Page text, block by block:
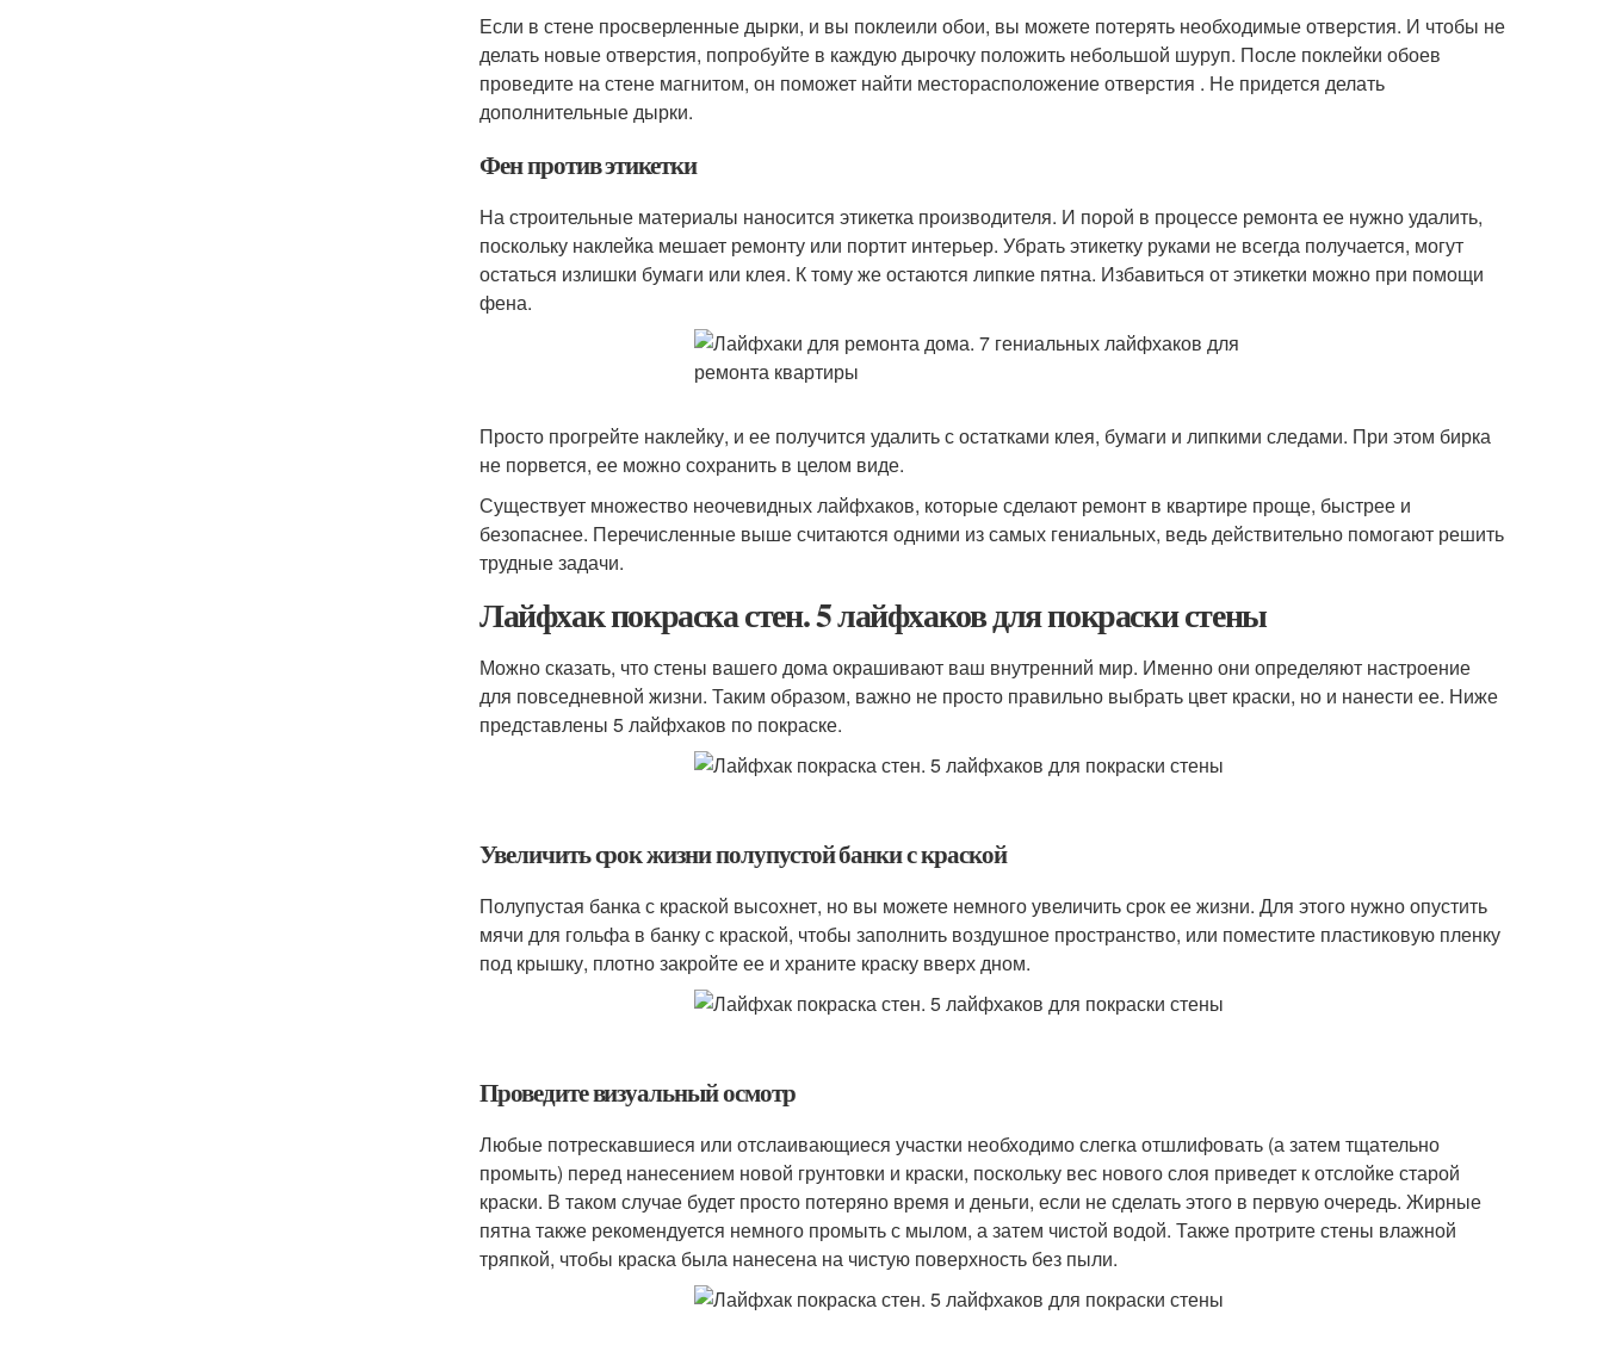
Если в стене просверленные дырки, и вы поклеили обои, вы можете потерять необходимые отверстия. И чтобы не
делать новые отверстия, попробуйте в каждую дырочку положить небольшой шуруп. После поклейки обоев
проведите на стене магнитом, он поможет найти месторасположение отверстия . Не придется делать
дополнительные дырки.
Фен против этикетки
На строительные материалы наносится этикетка производителя. И порой в процессе ремонта ее нужно удалить,
поскольку наклейка мешает ремонту или портит интерьер. Убрать этикетку руками не всегда получается, могут
остаться излишки бумаги или клея. К тому же остаются липкие пятна. Избавиться от этикетки можно при помощи
фена.
Просто прогрейте наклейку, и ее получится удалить с остатками клея, бумаги и липкими следами. При этом бирка
не порвется, ее можно сохранить в целом виде.
Существует множество неочевидных лайфхаков, которые сделают ремонт в квартире проще, быстрее и
безопаснее. Перечисленные выше считаются одними из самых гениальных, ведь действительно помогают решить
трудные задачи.
Лайфхак покраска стен. 5 лайфхаков для покраски стены
Можно сказать, что стены вашего дома окрашивают ваш внутренний мир. Именно они определяют настроение
для повседневной жизни. Таким образом, важно не просто правильно выбрать цвет краски, но и нанести ее. Ниже
представлены 5 лайфхаков по покраске.
Увеличить срок жизни полупустой банки с краской
Полупустая банка с краской высохнет, но вы можете немного увеличить срок ее жизни. Для этого нужно опустить
мячи для гольфа в банку с краской, чтобы заполнить воздушное пространство, или поместите пластиковую пленку
под крышку, плотно закройте ее и храните краску вверх дном.
Проведите визуальный осмотр
Любые потрескавшиеся или отслаивающиеся участки необходимо слегка отшлифовать (а затем тщательно
промыть) перед нанесением новой грунтовки и краски, поскольку вес нового слоя приведет к отслойке старой
краски. В таком случае будет просто потеряно время и деньги, если не сделать этого в первую очередь. Жирные
пятна также рекомендуется немного промыть с мылом, а затем чистой водой. Также протрите стены влажной
тряпкой, чтобы краска была нанесена на чистую поверхность без пыли.